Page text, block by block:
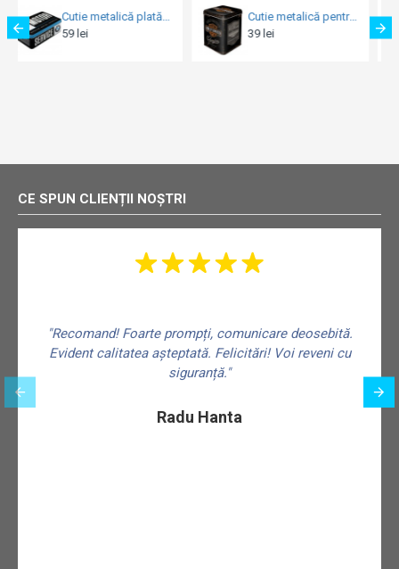
Cutie metalică pentru ceai Harley-Davidson - Logo Autentic
39 lei
Cutie metalică etanșă - Every Bite You Take Dog Treats - Pana la Ultima Inghititura
54 lei
CE SPUN CLIENȚII NOȘTRI
"Recomand! Foarte prompți, comunicare deosebită.
Evident calitatea așteptată. Felicitări! Voi reveni cu
siguranță."
Radu Hanta